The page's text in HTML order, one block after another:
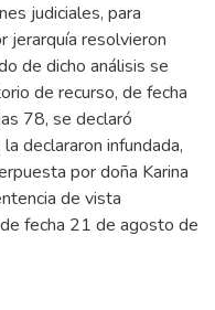
judiciales, para
jerarquía resolvieron
de dicho análisis se
de recurso, de fecha
78, se declaró
declararon infundada,
por doña Karina
de vista
fecha 21 de agosto de